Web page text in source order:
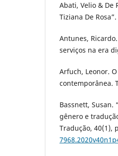
Abati, Velio & De
Tiziana De
Antunes,
serviços na era
Arfuch, Leonor.
contemporânea.
Bassnett, Susan.
gênero e
Tradução, 40(1),